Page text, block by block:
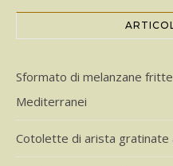
Sformato di melanzane
Mediterranei
Cotolette di arista gratinate